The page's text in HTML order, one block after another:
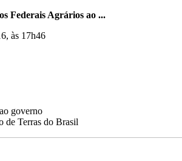
Federais Agrários ao ...
às 17h46
governo
de Terras do Brasil